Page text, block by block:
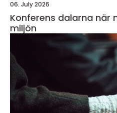
06. July 2026
Konferens dalarna när mötet får kraft av
miljön